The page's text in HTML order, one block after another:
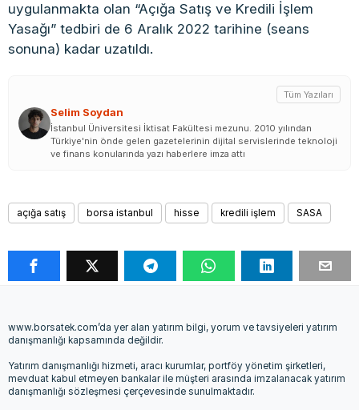
uygulanmakta olan “Açığa Satış ve Kredili İşlem
Yasağı” tedbiri de 6 Aralık 2022 tarihine (seans
sonuna) kadar uzatıldı.
Selim Soydan
Tüm Yazıları
İstanbul Üniversitesi İktisat Fakültesi mezunu. 2010 yılından
Türkiye'nin önde gelen gazetelerinin dijital servislerinde teknoloji
ve finans konularında yazı haberlere imza attı
açığa satış borsa istanbul hisse kredili işlem SASA
www.borsatek.com’da yer alan yatırım bilgi, yorum ve tavsiyeleri yatırım
danışmanlığı kapsamında değildir.
Yatırım danışmanlığı hizmeti, aracı kurumlar, portföy yönetim şirketleri,
mevduat kabul etmeyen bankalar ile müşteri arasında imzalanacak yatırım
danışmanlığı sözleşmesi çerçevesinde sunulmaktadır.